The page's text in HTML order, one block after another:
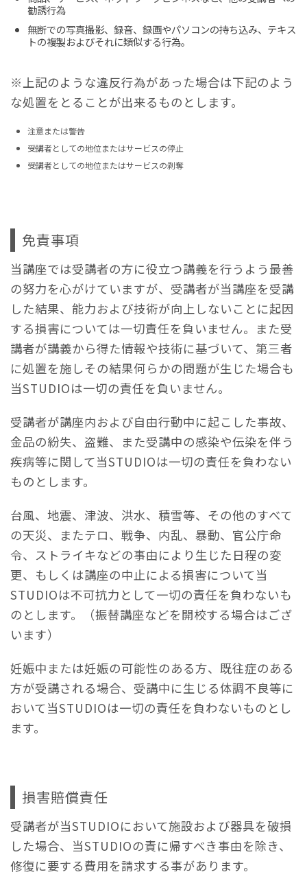
勧誘行為
無断での写真撮影、録音、録画やパソコンの持ち込み、テキス
トの複製およびそれに類似する行為。
※上記のような違反行為があった場合は下記のよう
な処置をとることが出来るものとします。
注意または警告
受講者としての地位またはサービスの停止
受講者としての地位またはサービスの剥奪
免責事項
当講座では受講者の方に役立つ講義を行うよう最善
の努力を心がけていますが、受講者が当講座を受講
した結果、能力および技術が向上しないことに起因
する損害については一切責任を負いません。また受
講者が講義から得た情報や技術に基づいて、第三者
に処置を施しその結果何らかの問題が生じた場合も
当STUDIOは一切の責任を負いません。
受講者が講座内および自由行動中に起こした事故、
金品の紛失、盗難、また受講中の感染や伝染を伴う
疾病等に関して当STUDIOは一切の責任を負わない
ものとします。
台風、地震、津波、洪水、積雪等、その他のすべて
の天災、またテロ、戦争、内乱、暴動、官公庁命
令、ストライキなどの事由により生じた日程の変
更、もしくは講座の中止による損害について当
STUDIOは不可抗力として一切の責任を負わないも
のとします。（振替講座などを開校する場合はござ
います）
妊娠中または妊娠の可能性のある方、既往症のある
方が受講される場合、受講中に生じる体調不良等に
おいて当STUDIOは一切の責任を負わないものとし
ます。
損害賠償責任
受講者が当STUDIOにおいて施設および器具を破損
した場合、当STUDIOの責に帰すべき事由を除き、
修復に要する費用を請求する事があります。